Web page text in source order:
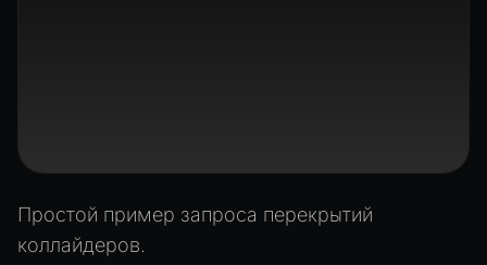
Простой пример запроса перекрытий
коллайдеров.